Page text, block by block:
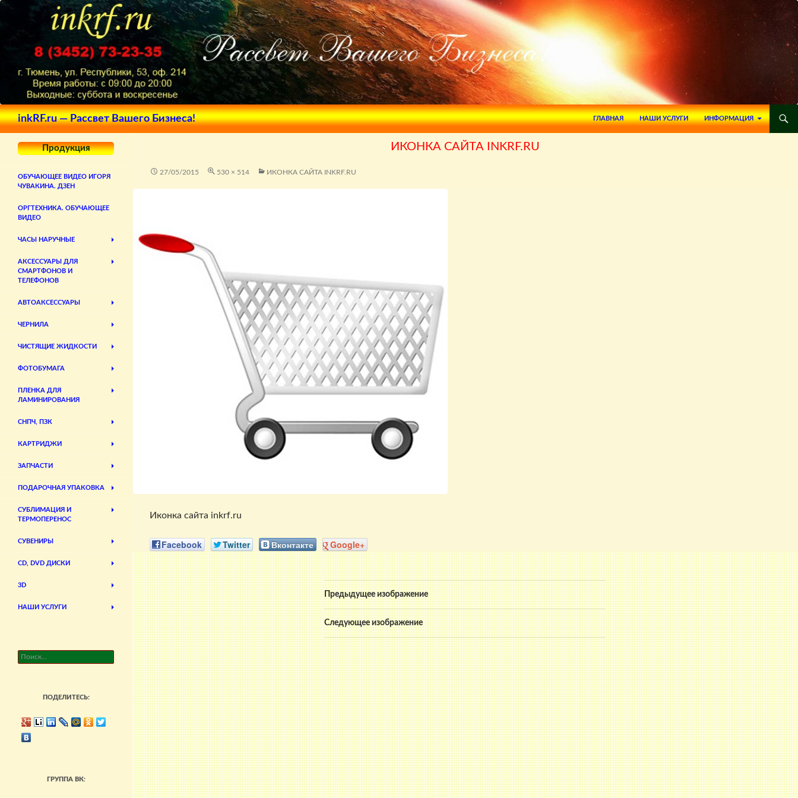
inkRF.ru — Рассвет Вашего Бизнеса!
Поиск
ПЕРЕЙТИ К СОДЕРЖИМОМУ
ГЛАВНАЯ
НАШИ УСЛУГИ ИНФОРМАЦИЯ
ИКОНКА САЙТА INKRF.RU
27/05/2015 530 × 514 ИКОНКА САЙТА INKRF.RU
Иконка сайта inkrf.ru
Facebook Twitter Вконтакте Google+
Предыдущее изображение
Следующее изображение
Продукция
ОБУЧАЮЩЕЕ ВИДЕО ИГОРЯ
ЧУВАКИНА. ДЗЕН
ОРГТЕХНИКА. ОБУЧАЮЩЕЕ
ВИДЕО
ЧАСЫ НАРУЧНЫЕ
АКСЕССУАРЫ ДЛЯ
СМАРТФОНОВ И
ТЕЛЕФОНОВ
АВТОАКСЕССУАРЫ
ЧЕРНИЛА
ЧИСТЯЩИЕ ЖИДКОСТИ
ФОТОБУМАГА
ПЛЕНКА ДЛЯ
ЛАМИНИРОВАНИЯ
СНПЧ, ПЗК
КАРТРИДЖИ
ЗАПЧАСТИ
ПОДАРОЧНАЯ УПАКОВКА
СУБЛИМАЦИЯ И
ТЕРМОПЕРЕНОС
СУВЕНИРЫ
CD, DVD ДИСКИ
3D
НАШИ УСЛУГИ
Найти:
ПОДЕЛИТЕСЬ:
ГРУППА ВК: